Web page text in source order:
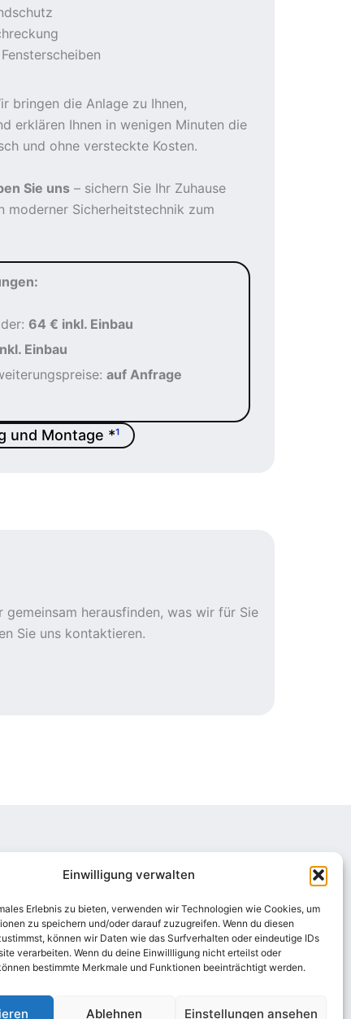
Einwilligung verwalten
Erlebnis zu bieten, verwenden wir Technologien wie Cookies, um
zu speichern und/oder darauf zuzugreifen. Wenn du diesen
können wir Daten wie das Surfverhalten oder eindeutige IDs
verarbeiten. Wenn du deine Einwillligung nicht erteilst oder
bestimmte Merkmale und Funktionen beeinträchtigt werden.
Ablehnen Einstellungen ansehen
bringen die Anlage zu Ihnen,
erklären Ihnen in wenigen Minuten die
und ohne versteckte Kosten.
Sie uns – sichern Sie Ihr Zuhause
Sicherheitstechnik zum
64 € inkl. Einbau
Einbau
auf Anfrage
und Montage *¹
herausfinden, was wir für Sie
Sie uns kontaktieren.
Mail: Info@menze-elektro.de
Telefon: +49 1520 4970 111